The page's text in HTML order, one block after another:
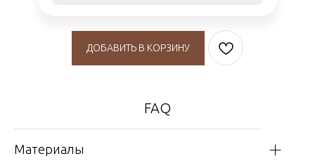
ДОБАВИТЬ В КОРЗИНУ
FAQ
Материалы